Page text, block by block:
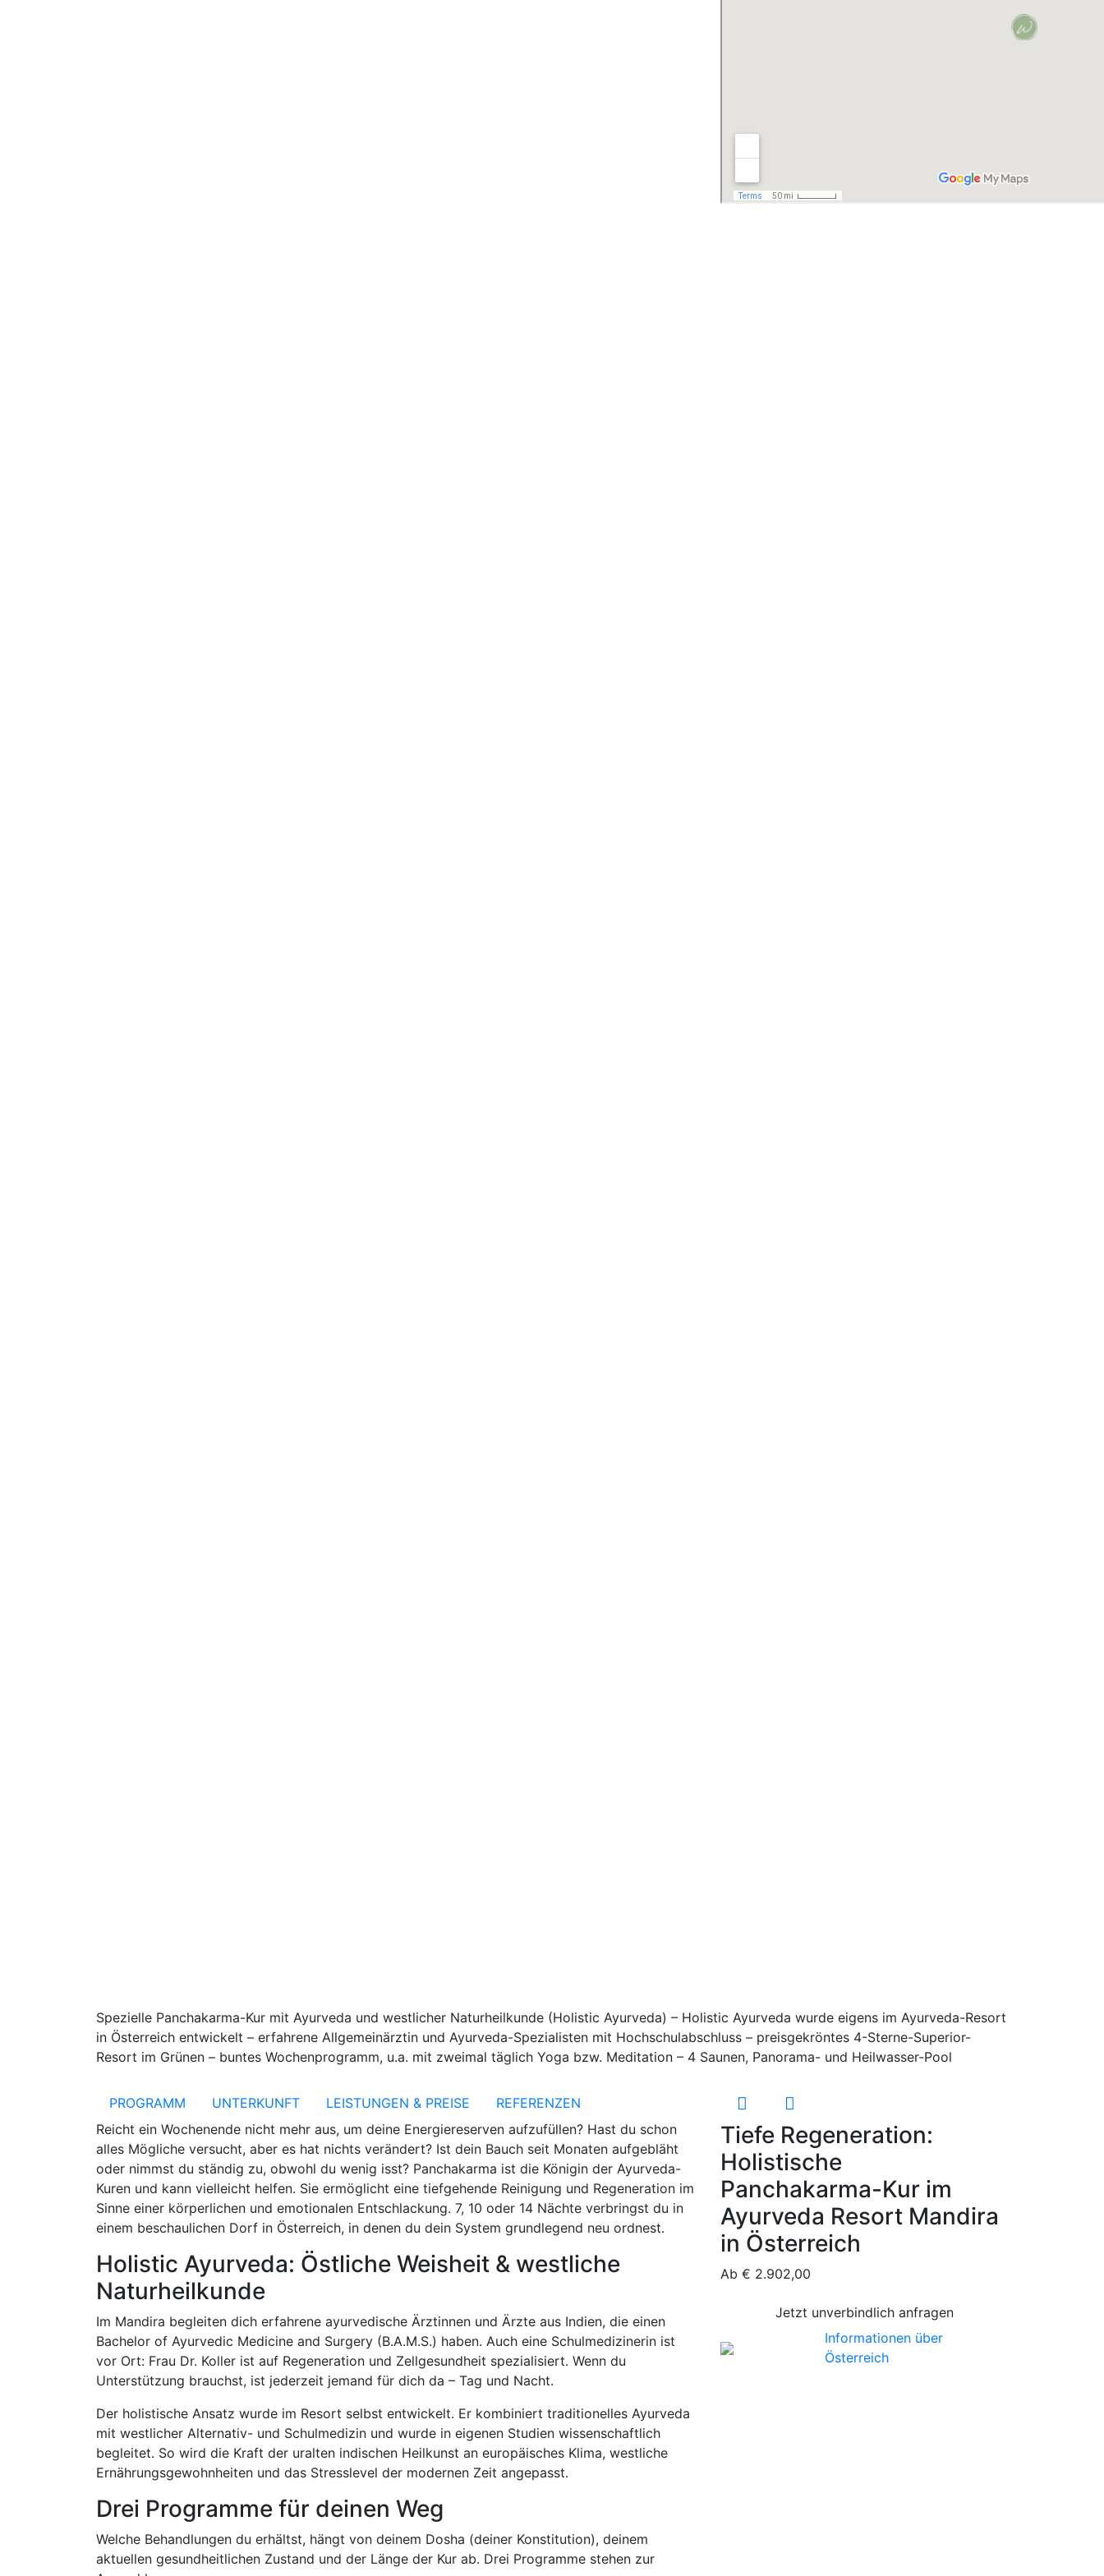
Spezielle Panchakarma-Kur mit Ayurveda und westlicher Naturheilkunde (Holistic Ayurveda) – Holistic Ayurveda wurde eigens im Ayurveda-Resort
in Österreich entwickelt – erfahrene Allgemeinärztin und Ayurveda-Spezialisten mit Hochschulabschluss – preisgekröntes 4-Sterne-Superior-
Resort im Grünen – buntes Wochenprogramm, u.a. mit zweimal täglich Yoga bzw. Meditation – 4 Saunen, Panorama- und Heilwasser-Pool
PROGRAMM UNTERKUNFT LEISTUNGEN & PREISE
REFERENZEN
Reicht ein Wochenende nicht mehr aus, um deine Energiereserven aufzufüllen? Hast du schon
alles Mögliche versucht, aber es hat nichts verändert? Ist dein Bauch seit Monaten aufgebläht
oder nimmst du ständig zu, obwohl du wenig isst? Panchakarma ist die Königin der Ayurveda-
Kuren und kann vielleicht helfen. Sie ermöglicht eine tiefgehende Reinigung und Regeneration im
Sinne einer körperlichen und emotionalen Entschlackung. 7, 10 oder 14 Nächte verbringst du in
einem beschaulichen Dorf in Österreich, in denen du dein System grundlegend neu ordnest.
Holistic Ayurveda: Östliche Weisheit & westliche
Naturheilkunde
Im Mandira begleiten dich erfahrene ayurvedische Ärztinnen und Ärzte aus Indien, die einen
Bachelor of Ayurvedic Medicine and Surgery (B.A.M.S.) haben. Auch eine Schulmedizinerin ist
vor Ort: Frau Dr. Koller ist auf Regeneration und Zellgesundheit spezialisiert. Wenn du
Unterstützung brauchst, ist jederzeit jemand für dich da – Tag und Nacht.
Der holistische Ansatz wurde im Resort selbst entwickelt. Er kombiniert traditionelles Ayurveda
mit westlicher Alternativ- und Schulmedizin und wurde in eigenen Studien wissenschaftlich
begleitet. So wird die Kraft der uralten indischen Heilkunst an europäisches Klima, westliche
Ernährungsgewohnheiten und das Stresslevel der modernen Zeit angepasst.
Drei Programme für deinen Weg
Welche Behandlungen du erhältst, hängt von deinem Dosha (deiner Konstitution), deinem
aktuellen gesundheitlichen Zustand und der Länge der Kur ab. Drei Programme stehen zur
Tiefe Regeneration:
Holistische
Panchakarma-Kur im
Ayurveda Resort Mandira
in Österreich
Ab € 2.902,00
Jetzt unverbindlich anfragen
Informationen über
Österreich